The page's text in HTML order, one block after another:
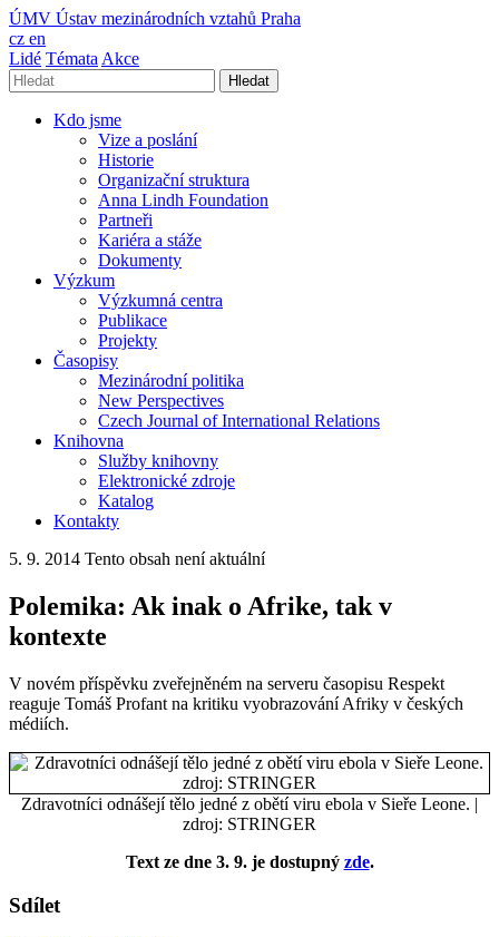
ÚMV Ústav mezinárodních vztahů Praha
cz en
Lidé Témata Akce
Hledat
Kdo jsme
Vize a poslání
Historie
Organizační struktura
Anna Lindh Foundation
Partneři
Kariéra a stáže
Dokumenty
Výzkum
Výzkumná centra
Publikace
Projekty
Časopisy
Mezinárodní politika
New Perspectives
Czech Journal of International Relations
Knihovna
Služby knihovny
Elektronické zdroje
Katalog
Kontakty
5. 9. 2014 Tento obsah není aktuální
Polemika: Ak inak o Afrike, tak v
kontexte
V novém příspěvku zveřejněném na serveru časopisu Respekt
reaguje Tomáš Profant na kritiku vyobrazování Afriky v českých
médiích.
Zdravotníci odnášejí tělo jedné z obětí viru ebola v Sieře Leone. |
zdroj: STRINGER
Text ze dne 3. 9. je dostupný zde.
Sdílet